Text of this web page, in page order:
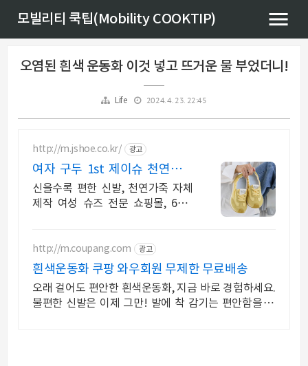
모빌리티 쿡팁(Mobility COOKTIP)
오염된 흰색 운동화 이것 넣고 뜨거운 물 부었더니!
Life 2024. 4. 23. 22:45
http://m.jshoe.co.kr/ 광고
여자 구두 1st 제이슈 천연가죽
편한신발
신을수록 편한 신발, 천연가죽 자체
제작 여성 슈즈 전문 쇼핑몰, 60%
인쿠폰 혜택까지~
http://m.coupang.com 광고
흰색운동화 쿠팡 와우회원 무제한 무료배송
오래 걸어도 편안한 흰색운동화, 지금 바로 경험하세요.
불편한 신발은 이제 그만! 발에 착 감기는 편안함을 선